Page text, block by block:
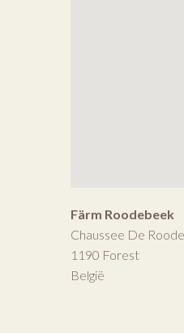
Färm Roodebeek
Chaussee De
1190 Forest
België